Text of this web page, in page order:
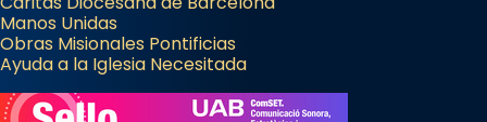
Manos Unidas
Obras Misionales Pontificias
Ayuda a la Iglesia Necesitada